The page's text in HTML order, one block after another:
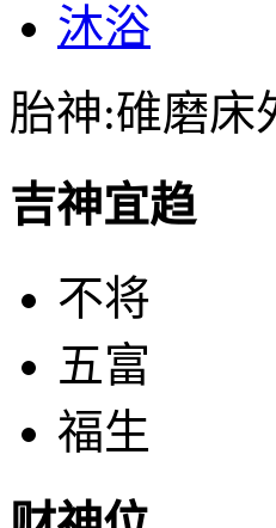
沐浴
胎神:碓磨床
吉神宜趋
不将
五富
福生